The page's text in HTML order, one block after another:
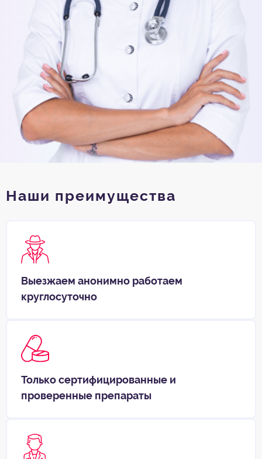
Наши преимущества
Выезжаем анонимно работаем
круглосуточно
Только сертифицированные и
проверенные препараты